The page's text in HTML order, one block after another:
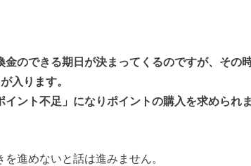
のできる期日が決まってくるのですが、その
入ります。
ント不足」になりポイントの購入を求められま
進めないと話は進みません。